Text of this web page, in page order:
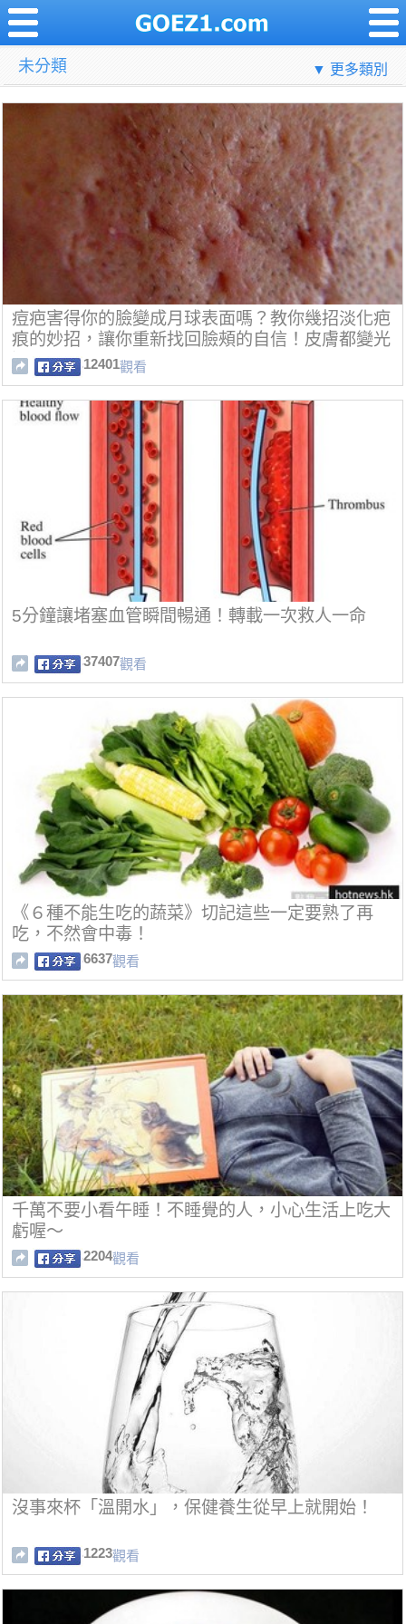
未分類 ▼ 更多類別
痘疤害得你的臉變成月球表面嗎？教你幾招淡化疤
痕的妙招，讓你重新找回臉頰的自信！皮膚都變光
滑了呢～ 12401觀看
5分鐘讓堵塞血管瞬間暢通！轉載一次救人一命
37407觀看
《６種不能生吃的蔬菜》切記這些一定要熟了再
吃，不然會中毒！
6637觀看
千萬不要小看午睡！不睡覺的人，小心生活上吃大
虧喔～
2204觀看
沒事來杯「溫開水」，保健養生從早上就開始！
1223觀看